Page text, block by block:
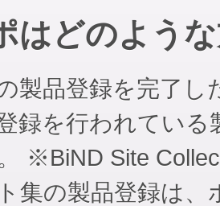
はどのよう
製品登録を完了
録を行われてい
※BiND Site
集の製品登録は